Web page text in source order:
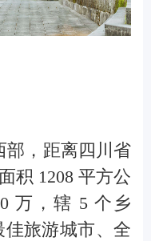
部，距离四川省
积 1208 平方公
万，辖 5 个乡
旅游城市、全